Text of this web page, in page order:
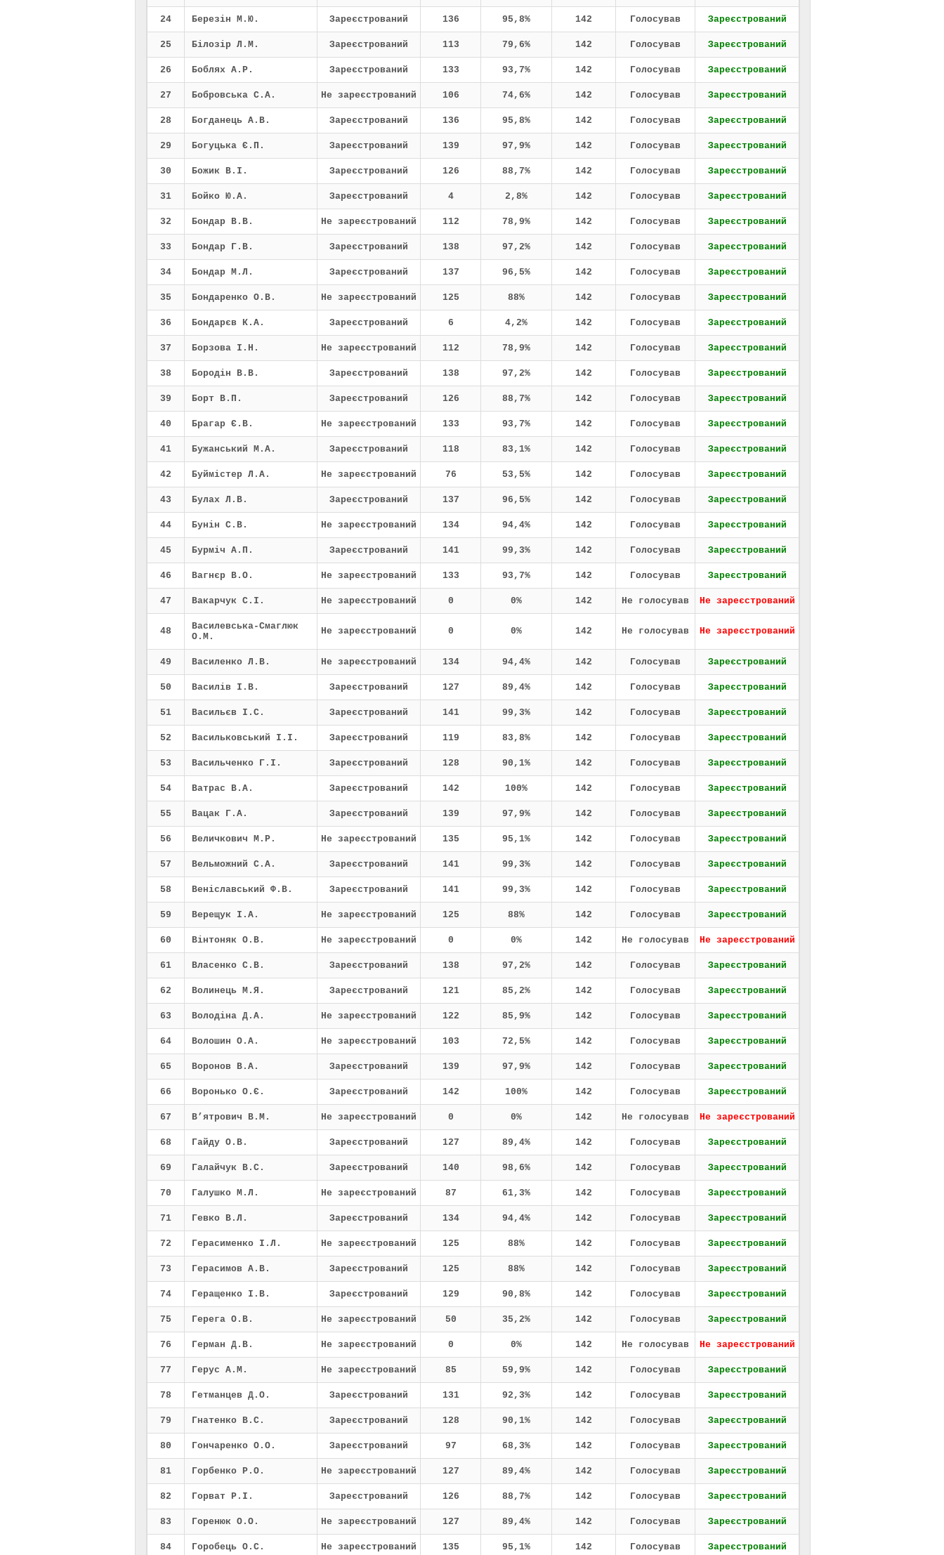
24 Березін М.Ю. Зареєстрований 136 95,8% 142 Голосував Зареєстрований
25 Білозір Л.М. Зареєстрований 113 79,6% 142 Голосував Зареєстрований
26 Боблях А.Р. Зареєстрований 133 93,7% 142 Голосував Зареєстрований
27 Бобровська С.А. Не зареєстрований 106 74,6% 142 Голосував Зареєстрований
28 Богданець А.В. Зареєстрований 136 95,8% 142 Голосував Зареєстрований
29 Богуцька Є.П. Зареєстрований 139 97,9% 142 Голосував Зареєстрований
30 Божик В.І. Зареєстрований 126 88,7% 142 Голосував Зареєстрований
31 Бойко Ю.А. Зареєстрований 4 2,8% 142 Голосував Зареєстрований
32 Бондар В.В. Не зареєстрований 112 78,9% 142 Голосував Зареєстрований
33 Бондар Г.В. Зареєстрований 138 97,2% 142 Голосував Зареєстрований
34 Бондар М.Л. Зареєстрований 137 96,5% 142 Голосував Зареєстрований
35 Бондаренко О.В. Не зареєстрований 125 88% 142 Голосував Зареєстрований
36 Бондарєв К.А. Зареєстрований 6 4,2% 142 Голосував Зареєстрований
37 Борзова І.Н. Не зареєстрований 112 78,9% 142 Голосував Зареєстрований
38 Бородін В.В. Зареєстрований 138 97,2% 142 Голосував Зареєстрований
39 Борт В.П. Зареєстрований 126 88,7% 142 Голосував Зареєстрований
40 Брагар Є.В. Не зареєстрований 133 93,7% 142 Голосував Зареєстрований
41 Бужанський М.А. Зареєстрований 118 83,1% 142 Голосував Зареєстрований
42 Буймістер Л.А. Не зареєстрований 76 53,5% 142 Голосував Зареєстрований
43 Булах Л.В. Зареєстрований 137 96,5% 142 Голосував Зареєстрований
44 Бунін С.В. Не зареєстрований 134 94,4% 142 Голосував Зареєстрований
45 Бурміч А.П. Зареєстрований 141 99,3% 142 Голосував Зареєстрований
46 Вагнєр В.О. Не зареєстрований 133 93,7% 142 Голосував Зареєстрований
47 Вакарчук С.І. Не зареєстрований 0 0% 142 Не голосував Не зареєстрований
48
Василевська-Смаглюк
О.М.
Не зареєстрований 0 0% 142 Не голосував Не зареєстрований
49 Василенко Л.В. Не зареєстрований 134 94,4% 142 Голосував Зареєстрований
50 Василів І.В. Зареєстрований 127 89,4% 142 Голосував Зареєстрований
51 Васильєв І.С. Зареєстрований 141 99,3% 142 Голосував Зареєстрований
52 Васильковський І.І. Зареєстрований 119 83,8% 142 Голосував Зареєстрований
53 Васильченко Г.І. Зареєстрований 128 90,1% 142 Голосував Зареєстрований
54 Ватрас В.А. Зареєстрований 142 100% 142 Голосував Зареєстрований
55 Вацак Г.А. Зареєстрований 139 97,9% 142 Голосував Зареєстрований
56 Величкович М.Р. Не зареєстрований 135 95,1% 142 Голосував Зареєстрований
57 Вельможний С.А. Зареєстрований 141 99,3% 142 Голосував Зареєстрований
58 Веніславський Ф.В. Зареєстрований 141 99,3% 142 Голосував Зареєстрований
59 Верещук І.А. Не зареєстрований 125 88% 142 Голосував Зареєстрований
60 Вінтоняк О.В. Не зареєстрований 0 0% 142 Не голосував Не зареєстрований
61 Власенко С.В. Зареєстрований 138 97,2% 142 Голосував Зареєстрований
62 Волинець М.Я. Зареєстрований 121 85,2% 142 Голосував Зареєстрований
63 Володіна Д.А. Не зареєстрований 122 85,9% 142 Голосував Зареєстрований
64 Волошин О.А. Не зареєстрований 103 72,5% 142 Голосував Зареєстрований
65 Воронов В.А. Зареєстрований 139 97,9% 142 Голосував Зареєстрований
66 Воронько О.Є. Зареєстрований 142 100% 142 Голосував Зареєстрований
67 В’ятрович В.М. Не зареєстрований 0 0% 142 Не голосував Не зареєстрований
68 Гайду О.В. Зареєстрований 127 89,4% 142 Голосував Зареєстрований
69 Галайчук В.С. Зареєстрований 140 98,6% 142 Голосував Зареєстрований
70 Галушко М.Л. Не зареєстрований 87 61,3% 142 Голосував Зареєстрований
71 Гевко В.Л. Зареєстрований 134 94,4% 142 Голосував Зареєстрований
72 Герасименко І.Л. Не зареєстрований 125 88% 142 Голосував Зареєстрований
73 Герасимов А.В. Зареєстрований 125 88% 142 Голосував Зареєстрований
74 Геращенко І.В. Зареєстрований 129 90,8% 142 Голосував Зареєстрований
75 Герега О.В. Не зареєстрований 50 35,2% 142 Голосував Зареєстрований
76 Герман Д.В. Не зареєстрований 0 0% 142 Не голосував Не зареєстрований
77 Герус А.М. Не зареєстрований 85 59,9% 142 Голосував Зареєстрований
78 Гетманцев Д.О. Зареєстрований 131 92,3% 142 Голосував Зареєстрований
79 Гнатенко В.С. Зареєстрований 128 90,1% 142 Голосував Зареєстрований
80 Гончаренко О.О. Зареєстрований 97 68,3% 142 Голосував Зареєстрований
81 Горбенко Р.О. Не зареєстрований 127 89,4% 142 Голосував Зареєстрований
82 Горват Р.І. Зареєстрований 126 88,7% 142 Голосував Зареєстрований
83 Горенюк О.О. Не зареєстрований 127 89,4% 142 Голосував Зареєстрований
84 Горобець О.С. Не зареєстрований 135 95,1% 142 Голосував Зареєстрований